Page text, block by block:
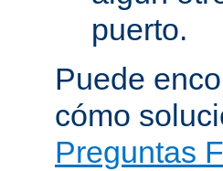
puerto.
Puede
cómo
Preguntas